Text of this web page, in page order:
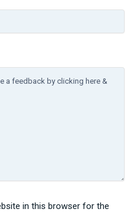
in this browser for the